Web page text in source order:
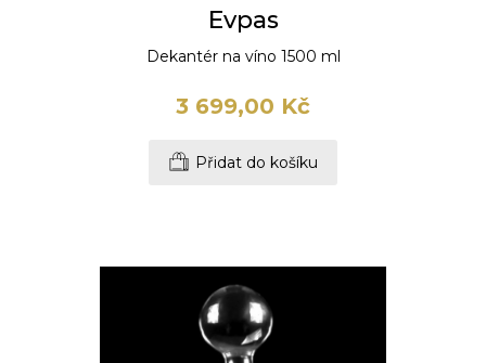
Evpas
Dekantér na víno 1500 ml
3 699,00 Kč
Přidat do košíku